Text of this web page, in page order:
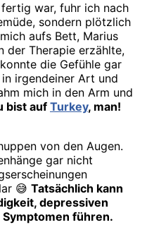
war, fuhr ich nach
sondern plötzlich
aufs Bett, Marius
der Therapie erzählte,
die Gefühle gar
irgendeiner Art und
mich in den Arm und
bist aufTurkey, man!
von den Augen.
gar nicht
😅 Tatsächlich kann
depressiven
führen.